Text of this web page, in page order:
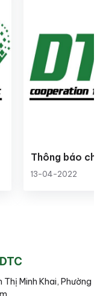
Thông báo
13-04-2022
Minh Khai, Phường